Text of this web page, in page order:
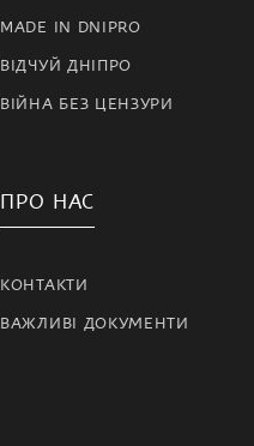
MADE IN DNIPRO
ВІДЧУЙ ДНІПРО
ВІЙНА БЕЗ ЦЕНЗУРИ
ПРО НАС
КОНТАКТИ
ВАЖЛИВІ ДОКУМЕНТИ